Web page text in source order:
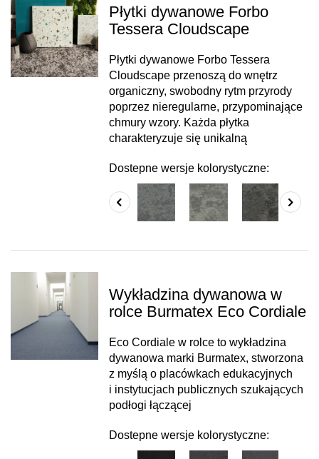
Płytki dywanowe Forbo
Tessera Cloudscape
Płytki dywanowe Forbo Tessera
Cloudscape przenoszą do wnętrz
organiczny, swobodny rytm przyrody
poprzez nieregularne, przypominające
chmury wzory. Każda płytka
charakteryzuje się unikalną
Dostepne wersje kolorystyczne:
Wykładzina dywanowa w
rolce Burmatex Eco Cordiale
Eco Cordiale w rolce to wykładzina
dywanowa marki Burmatex, stworzona
z myślą o placówkach edukacyjnych
i instytucjach publicznych szukających
podłogi łączącej
Dostepne wersje kolorystyczne: